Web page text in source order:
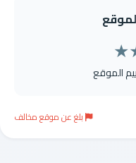
★
الموقع
بلغ عن موقع مخالف